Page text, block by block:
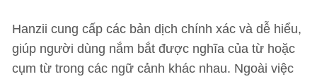
Hanzii cung cấp các bản dịch chính xác và dễ hiểu,
giúp người dùng nắm bắt được nghĩa của từ hoặc
cụm từ trong các ngữ cảnh khác nhau. Ngoài việc